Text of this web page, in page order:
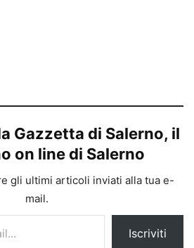
Gazzetta di Salerno, il
on line di Salerno
gli ultimi articoli inviati alla tua e-
mail.
Iscriviti